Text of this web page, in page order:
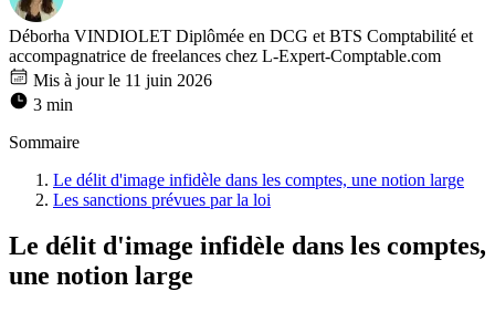
Déborha VINDIOLET Diplômée en DCG et BTS Comptabilité et
accompagnatrice de freelances chez L-Expert-Comptable.com
Mis à jour le 11 juin 2026
3 min
Sommaire
Le délit d'image infidèle dans les comptes, une notion large
Les sanctions prévues par la loi
Le délit d'image infidèle dans les comptes,
une notion large